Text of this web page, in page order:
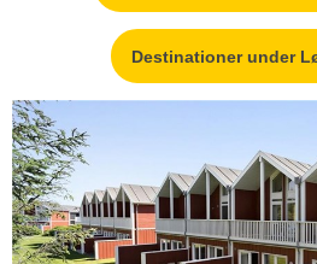
Destinationer under